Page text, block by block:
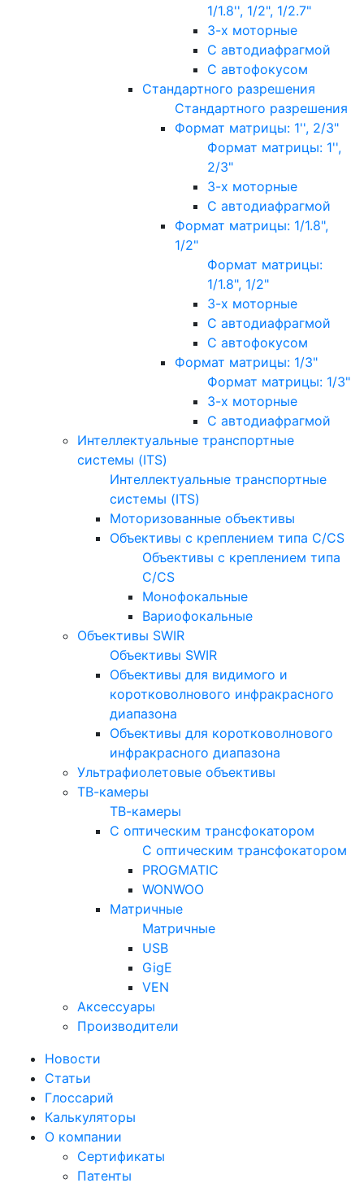
1/1.8'', 1/2", 1/2.7"
3-х моторные
С автодиафрагмой
С автофокусом
Стандартного разрешения
Стандартного разрешения
Формат матрицы: 1'', 2/3"
Формат матрицы: 1'',
2/3"
3-х моторные
С автодиафрагмой
Формат матрицы: 1/1.8",
1/2"
Формат матрицы:
1/1.8", 1/2"
3-х моторные
С автодиафрагмой
С автофокусом
Формат матрицы: 1/3"
Формат матрицы: 1/3"
3-х моторные
С автодиафрагмой
Интеллектуальные транспортные
системы (ITS)
Интеллектуальные транспортные
системы (ITS)
Моторизованные объективы
Объективы с креплением типа C/CS
Объективы с креплением типа
C/CS
Монофокальные
Вариофокальные
Объективы SWIR
Объективы SWIR
Объективы для видимого и
коротковолнового инфракрасного
диапазона
Объективы для коротковолнового
инфракрасного диапазона
Ультрафиолетовые объективы
ТВ-камеры
ТВ-камеры
С оптическим трансфокатором
С оптическим трансфокатором
PROGMATIC
WONWOO
Матричные
Матричные
USB
GigE
VEN
Аксессуары
Производители
Новости
Статьи
Глоссарий
Калькуляторы
О компании
Сертификаты
Патенты